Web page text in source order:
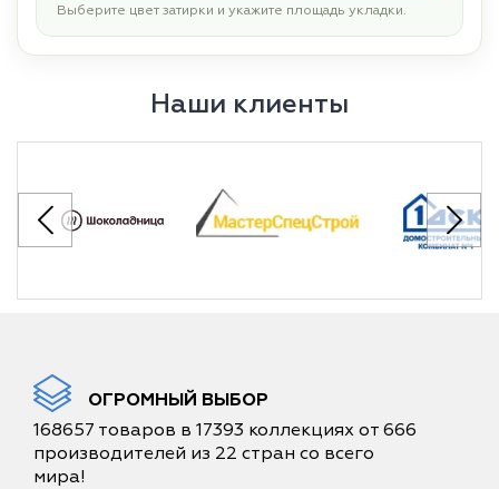
Выберите цвет затирки и укажите площадь укладки.
Наши клиенты
ОГРОМНЫЙ ВЫБОР
168657 товаров в 17393 коллекциях от 666
производителей из 22 стран со всего
мира!